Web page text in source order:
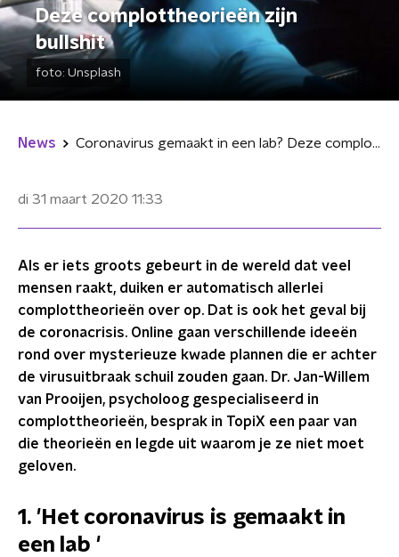
Deze complottheorieën zijn
bullshit
foto: Unsplash
News Coronavirus gemaakt in een lab? Deze complottheorieën zijn bullshit
di 31 maart 2020 11:33
Als er iets groots gebeurt in de wereld dat veel
mensen raakt, duiken er automatisch allerlei
complottheorieën over op. Dat is ook het geval bij
de coronacrisis. Online gaan verschillende ideeën
rond over mysterieuze kwade plannen die er achter
de virusuitbraak schuil zouden gaan. Dr. Jan-Willem
van Prooijen, psycholoog gespecialiseerd in
complottheorieën, besprak in TopiX een paar van
die theorieën en legde uit waarom je ze niet moet
geloven.
1. 'Het coronavirus is gemaakt in
een lab '